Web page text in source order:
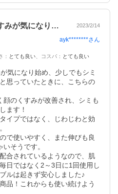
30代に入り、シミやくすみが気になり始… 2023/2/14
ayk********さん
： とても良い コスパ ： とても良い
気になり始め、少しでもシミ
思っていたときに、こちらの
のくすみが改善され、シミも
ます！
イプではなく、じわじわと効
で使いやすく、また伸びも良
そうです。
合されているようなので、肌
日ではなく2～3日に1回使用し
ルは起きず安心しました♪
品！これからも使い続けよう